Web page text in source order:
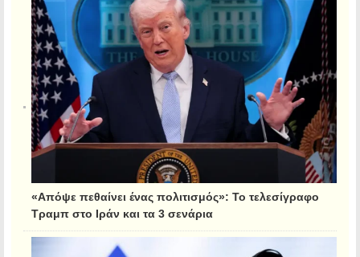
«Απόψε πεθαίνει ένας πολιτισμός»: Το τελεσίγραφο
Τραμπ στο Ιράν και τα 3 σενάρια